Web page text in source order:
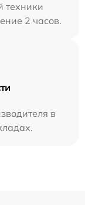
техники
2 часов.
в